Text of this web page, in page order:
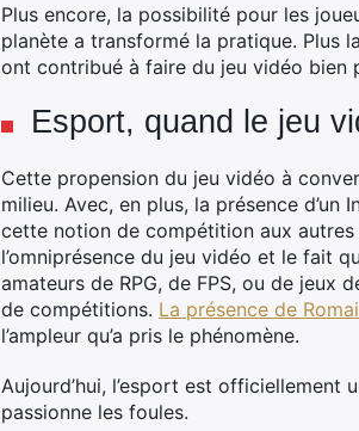
Plus encore, la possibilité pour les
planète a transformé la pratique. Plus
ont contribué à faire du jeu vidéo bien
Esport, quand le jeu
Cette propension du jeu vidéo à
milieu. Avec, en plus, la présence
cette notion de compétition aux autres
l’omniprésence du jeu vidéo et le fait
amateurs de RPG, de FPS, ou de jeux
de compétitions. La présence de
l’ampleur qu’a pris le phénomène.
Aujourd’hui, l’esport est officiellement
passionne les foules.